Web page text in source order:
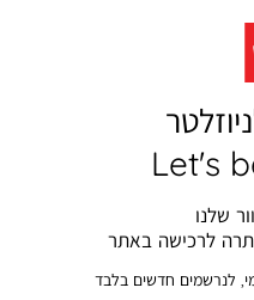
Let's
שלנו
לרכישה באתר
לנרשמים חדשים בלבד